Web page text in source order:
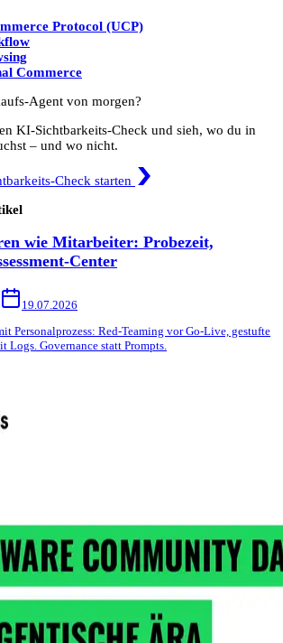
Protocol (UCP)
Commerce
Agent von morgen?
KI-Sichtbarkeits-Check und sieh, wo du in
– und wo nicht.
Check starten
wie Mitarbeiter: Probezeit,
Center
19.07.2026
Personalprozess: Red-Teaming vor Go-Live, gestufte
Logs. Governance statt Prompts.